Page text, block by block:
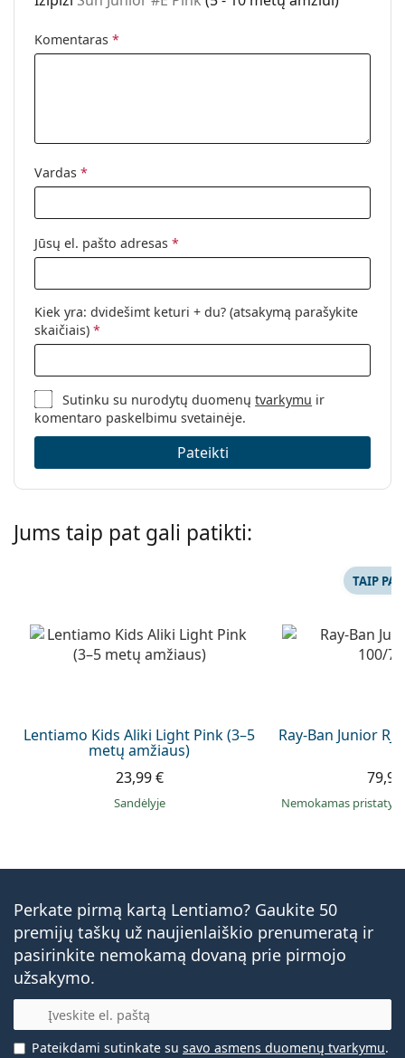
Valymo šluostė:
Ne
Amžius:
5 - 10 metų
Kategorija:
Naudojimas:
Madingi
Kodas:
Sun Junior #E Pink
dioptrijomis:
Taip
Komentaras *
Vardas *
Jūsų el. pašto adresas *
Kiek yra: dvidešimt keturi + du? (atsakymą parašykite
skaičiais) *
Sutinku su nurodytų duomenųtvarkymu ir
komentaro paskelbimu svetainėje.
Pateikti
Jums taip pat gali patikti:
Lentiamo Kids Aliki Light Pink (3–5
metų amžiaus)
23,99 €
Sandėlyje
Ray-Ban Junior
TAIP
Nemokamas
Perkate pirmą kartą Lentiamo? Gaukite 50
premijų taškų už naujienlaiškio prenumeratą ir
pasirinkite nemokamą dovaną prie pirmojo
užsakymo.
El. pašto adresas
Pateikdami sutinkate su savo asmens duomenų tvarkymu.